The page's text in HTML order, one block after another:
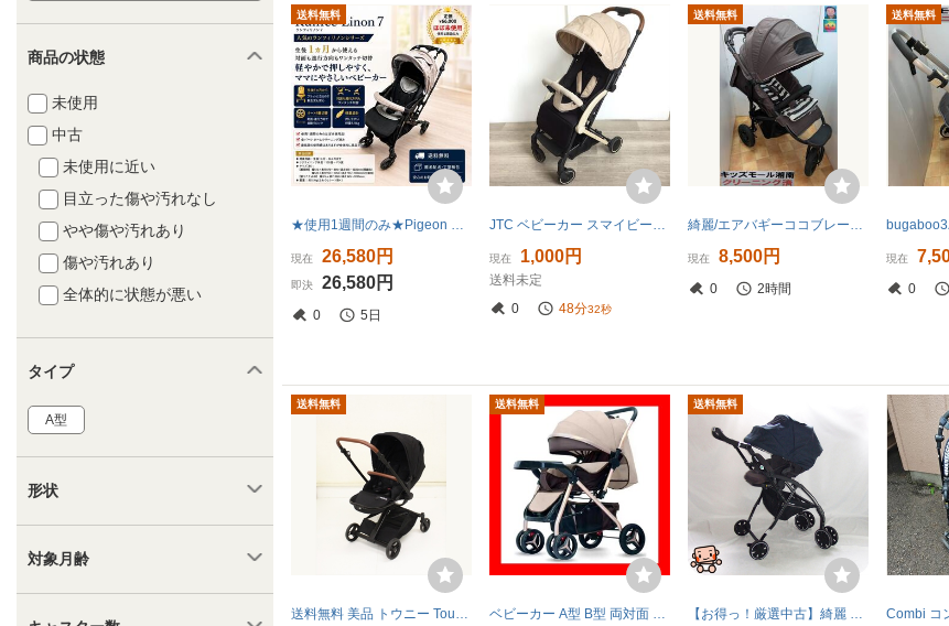
商品の状態
未使用
中古
未使用に近い
目立った傷や汚れなし
やや傷や汚れあり
傷や汚れあり
全体的に状態が悪い
タイプ
A型
形状
対象月齢
送料無料
現在 26,580円
即決 26,580円
0 5日
現在 1,000円
送料未定
0
48分30秒
送料無料
現在 8,500円
0 2時間
送料無料
現在
0
送料無料 送料無料 送料無料